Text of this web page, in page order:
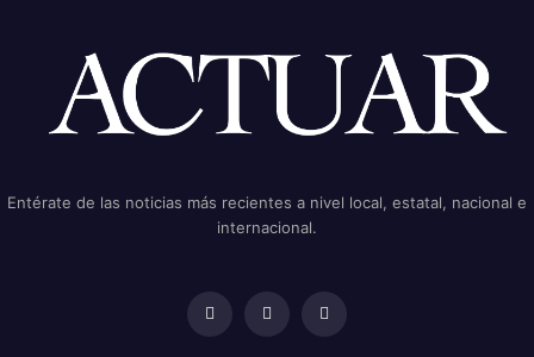
Entérate de las noticias más recientes a nivel local, estatal, nacional e
internacional.